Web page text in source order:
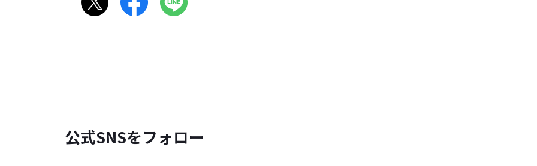
公式SNSをフォロー